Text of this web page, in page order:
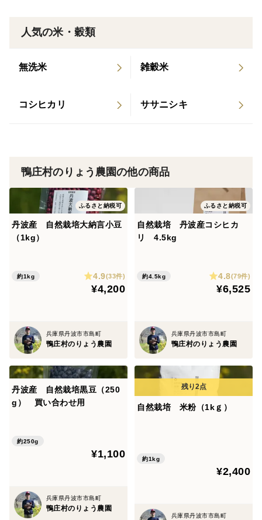
です。私の米づくりをしている地区の水は日本海に流れ
に囲まれ土質は、粘土質です。
丹波といえばコシヒカリ・黒豆・小豆です。
皇様が種もみを落とされ天皇陛下が即位後初の稲刈りを
有名なサトウの丸餅さんの丸餅が1個33ｇになりま
4袋以上でご注文頂いたお客様には、もう１袋おつけす
人気の米・穀類
無洗米 雑穀米
コシヒカリ ササニシキ
鴨庄村のりょう農園の他の商品
ふるさと納税可
丹波産 自然栽培大納言小豆
（1kg）
約1kg 4.9(33件)
¥4,200
兵庫県丹波市市島町
鴨庄村のりょう農園
ふるさと納税可
自然栽培 丹波産コシヒカ
リ 4.5kg
約4.5kg 4.8(79件)
¥6,525
兵庫県丹波市市島町
鴨庄村のりょう農園
丹波産 自然栽培黒豆（250
g） 買い合わせ用
約250g
¥1,100
兵庫県丹波市市島町
鴨庄村のりょう農園
自然栽培 米粉（1kｇ）
約1kg
¥2,400
兵庫県丹波市市島町